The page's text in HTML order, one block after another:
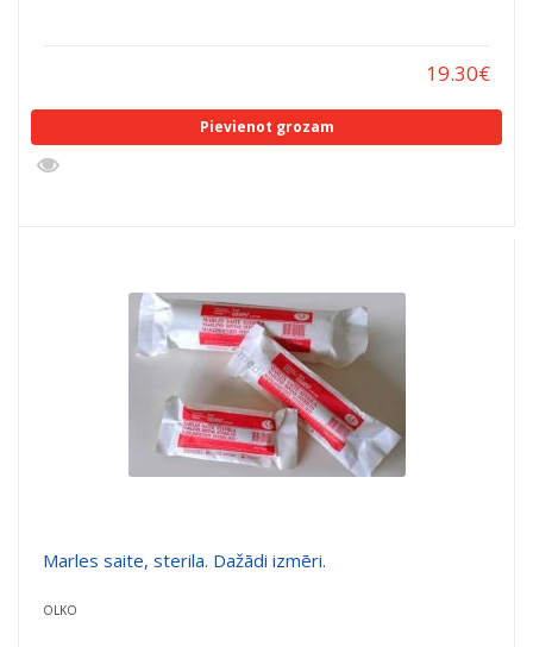
19.30€
Pievienot grozam
Marles saite, sterila. Dažādi izmēri.
OLKO